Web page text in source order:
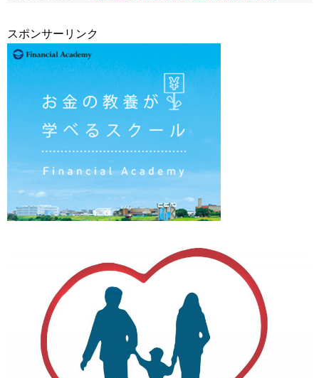
スポンサーリンク